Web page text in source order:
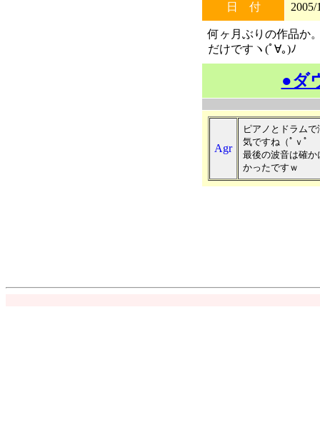
日 付 2005/
何ヶ月ぶりの作品か
だけですヽ(ﾟ∀｡)ﾉ
●ダ
Agr
ピアノとドラム
気ですね（ﾟｖﾟ
最後の波音は確
かったですｗ